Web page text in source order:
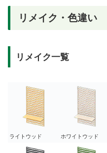
リメイク・色違い
リメイク一覧
ライトウッド ホワイトウッド